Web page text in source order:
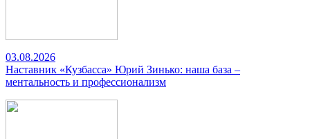
03.08.2026
Наставник «Кузбасса» Юрий Зинько: наша база –
ментальность и профессионализм